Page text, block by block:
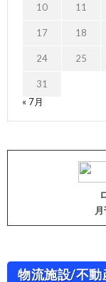
10 11
17 18
24 25
31
« 7月
物流施設/不動